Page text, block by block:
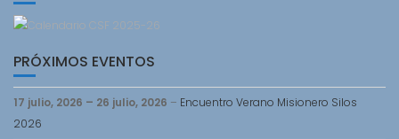
PRÓXIMOS EVENTOS
17 julio, 2026 – 26 julio, 2026 – Encuentro Verano Misionero Silos
2026